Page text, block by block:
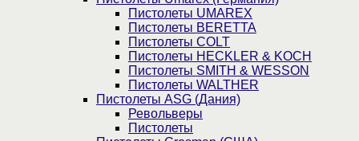
Пистолеты UMAREX
Пистолеты BERETTA
Пистолеты COLT
Пистолеты HECKLER & KOCH
Пистолеты SMITH & WESSON
Пистолеты WALTHER
Пистолеты ASG (Дания)
Револьверы
Пистолеты